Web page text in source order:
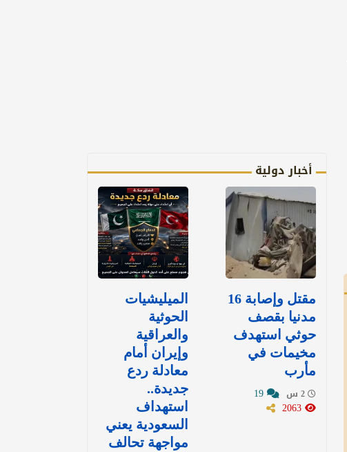
أخبار دولية
مقتل وإصابة 16
مدنيا بقصف
حوثي استهدف
مخيمات في
مأرب
الميليشيات
الحوثية
والعراقية
وإيران أمام
معادلة ردع
جديدة..
استهداف
السعودية يعني
مواجهة تحالف